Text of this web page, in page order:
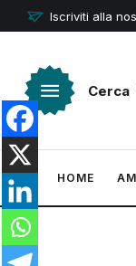
Iscriviti alla
Cerca
HOME